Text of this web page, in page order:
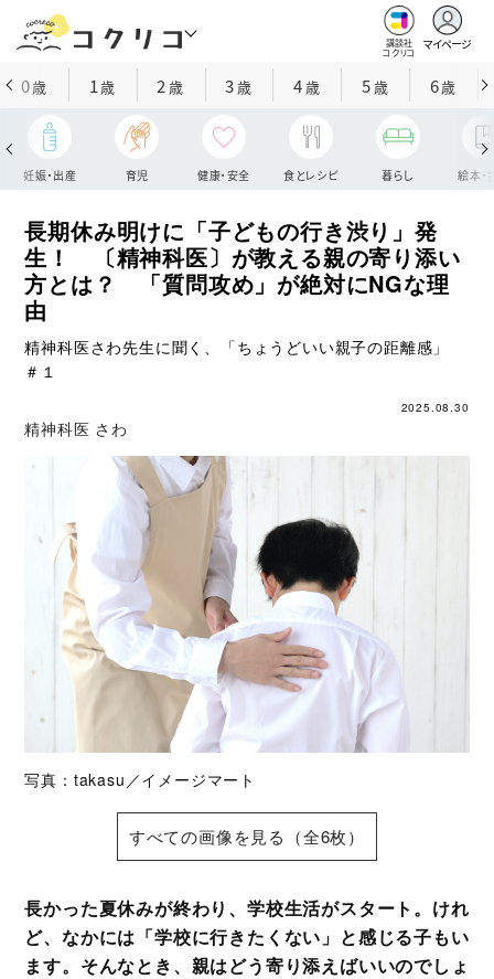
講談社
コクリコ
マイページ
0歳 1歳 2 歳 3歳 4歳 5歳 6歳
妊娠・出産 育児 健康・安全 食とレシピ 暮らし 絵本・
長期休み明けに「子どもの行き渋り」発
生！ 〔精神科医〕が教える親の寄り添い
方とは？ 「質問攻め」が絶対にNGな理
由
精神科医さわ先生に聞く、「ちょうどいい親子の距離感」
＃１
2025.08.30
精神科医 さわ
写真：takasu／イメージマート
すべての画像を見る（全6枚）
長かった夏休みが終わり、学校生活がスタート。けれ
ど、なかには「学校に行きたくない」と感じる子もい
ます。そんなとき、親はどう寄り添えばいいのでしょ